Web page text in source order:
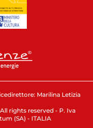
Marilina Letizia
rights reserved - P. Iva
(SA) - ITALIA